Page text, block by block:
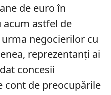
de euro în
acum astfel de
negocierilor cu
reprezentanți ai
concesii
cont de preocupările